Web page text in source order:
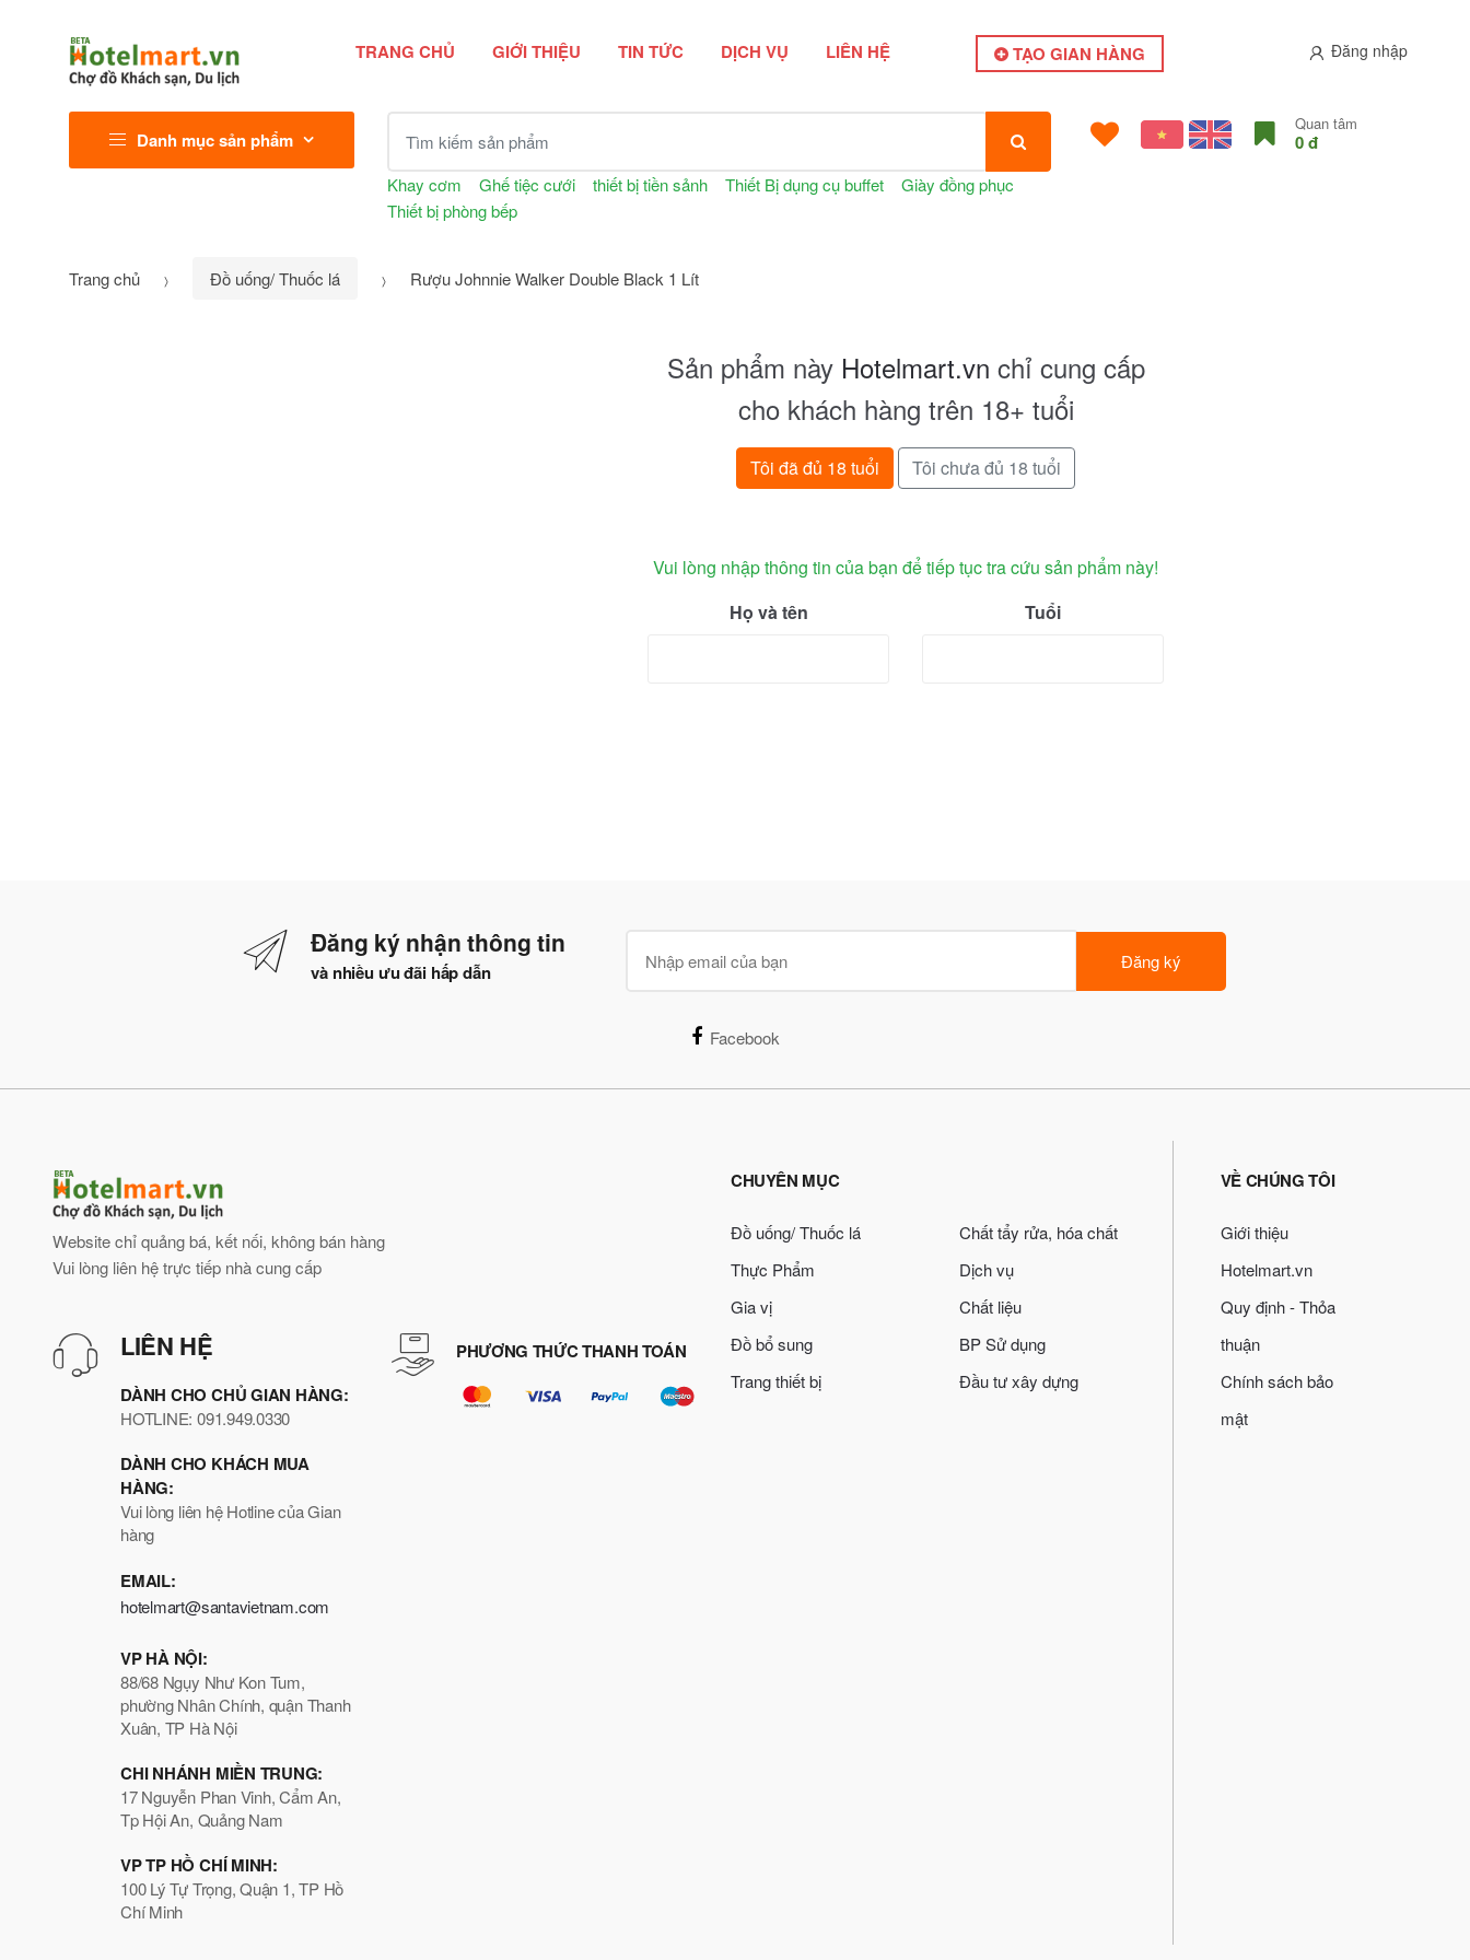
TRANG CHỦ GIỚI THIỆU TIN TỨC DỊCH VỤ LIÊN HỆ TẠO GIAN HÀNG Đăng nhập
Danh mục sản phẩm
Khay cơm Ghế tiệc cưới thiết bị tiền sảnh Thiết Bị dụng cụ buffet
Giày đồng phục
Thiết bị phòng bếp
Quan tâm
0 đ
Trang chủ Đồ uống/ Thuốc lá Rượu Johnnie Walker Double Black 1 Lít
Sản phẩm này Hotelmart.vn chỉ cung cấp
cho khách hàng trên 18+ tuổi
Tôi đã đủ 18 tuổi Tôi chưa đủ 18 tuổi
Vui lòng nhập thông tin của bạn để tiếp tục tra cứu sản phẩm này!
Họ và tên
Tuổi
Đăng ký nhận thông tin
và nhiều ưu đãi hấp dẫn Đăng ký
Facebook
Website chỉ quảng bá, kết nối, không bán hàng
Vui lòng liên hệ trực tiếp nhà cung cấp
LIÊN HỆ
DÀNH CHO CHỦ GIAN HÀNG:
HOTLINE: 091.949.0330
DÀNH CHO KHÁCH MUA
HÀNG:
Vui lòng liên hệ Hotline của Gian
hàng
EMAIL:
hotelmart@santavietnam.com
VP HÀ NỘI:
88/68 Ngụy Như Kon Tum,
phường Nhân Chính, quận Thanh
Xuân, TP Hà Nội
CHI NHÁNH MIỀN TRUNG:
17 Nguyễn Phan Vinh, Cẩm An,
Tp Hội An, Quảng Nam
VP TP HỒ CHÍ MINH:
100 Lý Tự Trọng, Quận 1, TP Hồ
Chí Minh
PHƯƠNG THỨC THANH TOÁN
CHUYÊN MỤC
Đồ uống/ Thuốc lá
Thực Phẩm
Gia vị
Đồ bổ sung
Trang thiết bị
Chất tẩy rửa, hóa chất
Dịch vụ
Chất liệu
BP Sử dụng
Đầu tư xây dựng
VỀ CHÚNG TÔI
Giới thiệu
Hotelmart.vn
Quy định - Thỏa
thuận
Chính sách bảo
mật